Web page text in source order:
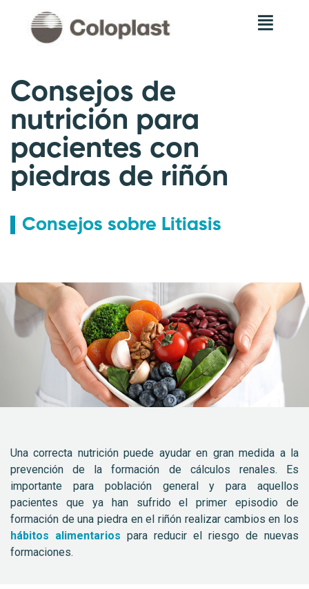
Consejos de
nutrición para
pacientes con
piedras de riñón
Consejos sobre Litiasis
Una correcta nutrición puede ayudar en gran medida a la
prevención de la formación de cálculos renales. Es
importante para población general y para aquellos
pacientes que ya han sufrido el primer episodio de
formación de una piedra en el riñón realizar cambios en los
hábitos alimentarios para reducir el riesgo de nuevas
formaciones.